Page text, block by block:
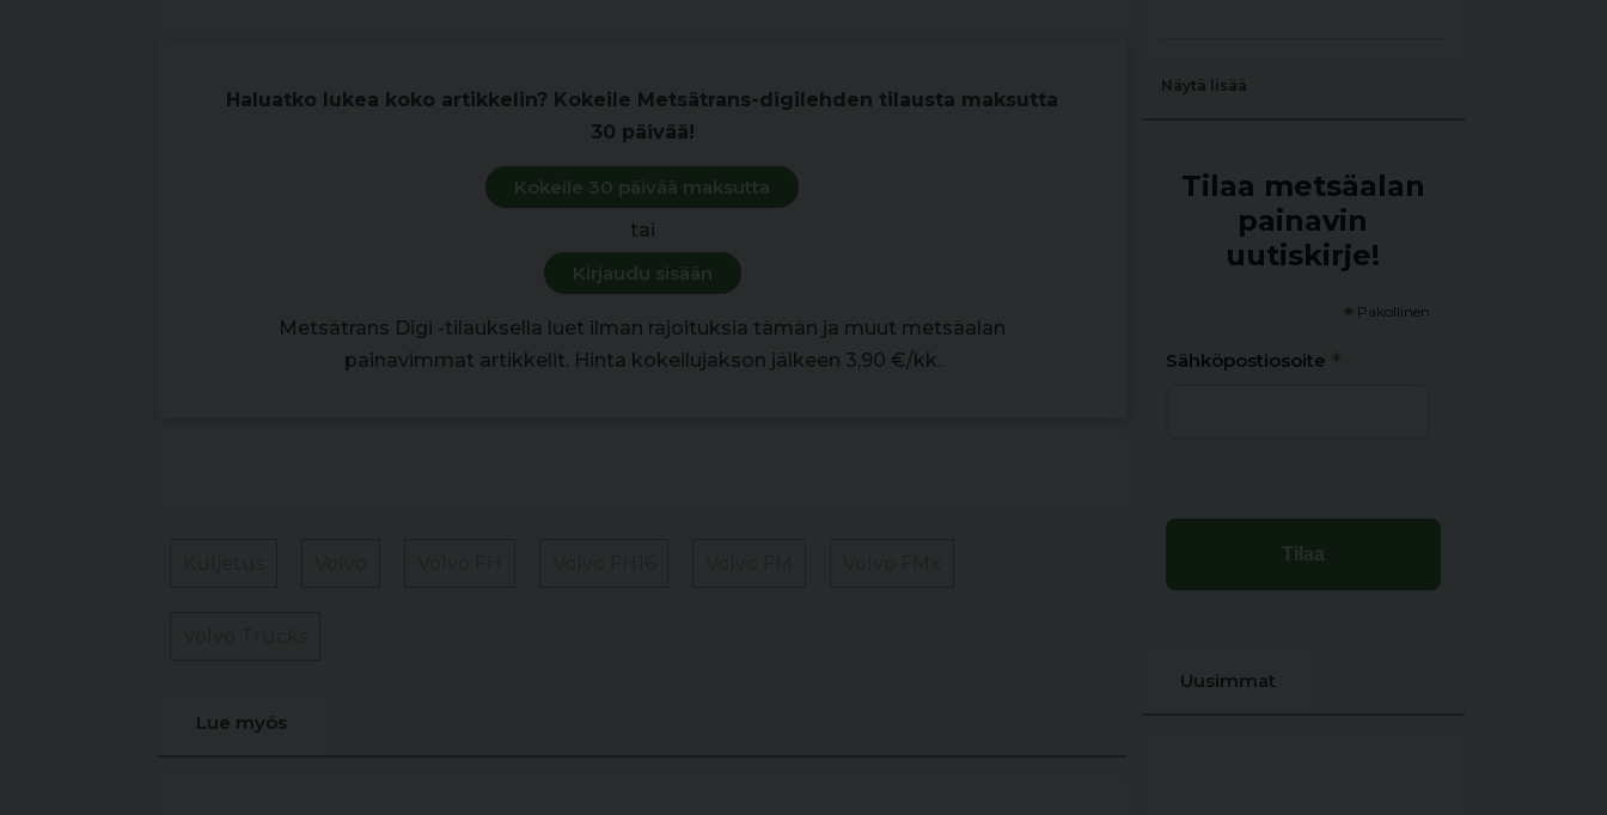
Haluatko lukea koko artikkelin? Kokeile Metsätrans-digilehden tilausta maksutta
30 päivää!
Kokeile 30 päivää maksutta
tai
Kirjaudu sisään
Metsätrans Digi -tilauksella luet ilman rajoituksia tämän ja muut metsäalan
painavimmat artikkelit. Hinta kokeilujakson jälkeen 3,90 €/kk.
Lue myös
Näytä lisää
Tilaa metsäalan
painavin
uutiskirje!
* Pakollinen
Sähköpostiosoite *
Uusimmat